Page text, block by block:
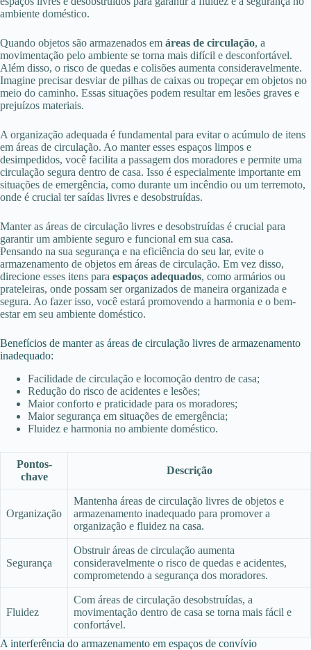
ambiente doméstico.
Quando objetos são armazenados em áreas de circulação, a
movimentação pelo ambiente se torna mais difícil e desconfortável.
Além disso, o risco de quedas e colisões aumenta consideravelmente.
Imagine precisar desviar de pilhas de caixas ou tropeçar em objetos no
meio do caminho. Essas situações podem resultar em lesões graves e
prejuízos materiais.
A organização adequada é fundamental para evitar o acúmulo de itens
em áreas de circulação. Ao manter esses espaços limpos e
desimpedidos, você facilita a passagem dos moradores e permite uma
circulação segura dentro de casa. Isso é especialmente importante em
situações de emergência, como durante um incêndio ou um terremoto,
onde é crucial ter saídas livres e desobstruídas.
Manter as áreas de circulação livres e desobstruídas é crucial para
garantir um ambiente seguro e funcional em sua casa.
Pensando na sua segurança e na eficiência do seu lar, evite o
armazenamento de objetos em áreas de circulação. Em vez disso,
direcione esses itens para espaços adequados, como armários ou
prateleiras, onde possam ser organizados de maneira organizada e
segura. Ao fazer isso, você estará promovendo a harmonia e o bem-
estar em seu ambiente doméstico.
Benefícios de manter as áreas de circulação livres de armazenamento
inadequado:
Facilidade de circulação e locomoção dentro de casa;
Redução do risco de acidentes e lesões;
Maior conforto e praticidade para os moradores;
Maior segurança em situações de emergência;
Fluidez e harmonia no ambiente doméstico.
Pontos-
chave
Descrição
Organização
Mantenha áreas de circulação livres de objetos e
armazenamento inadequado para promover a
organização e fluidez na casa.
Segurança
Obstruir áreas de circulação aumenta
consideravelmente o risco de quedas e acidentes,
comprometendo a segurança dos moradores.
Fluidez
Com áreas de circulação desobstruídas, a
movimentação dentro de casa se torna mais fácil e
confortável.
A interferência do armazenamento em espaços de convívio